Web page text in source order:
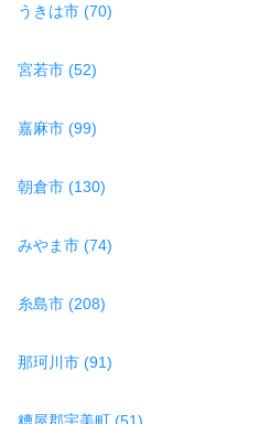
うきは市 (70)
宮若市 (52)
嘉麻市 (99)
朝倉市 (130)
みやま市 (74)
糸島市 (208)
那珂川市 (91)
糟屋郡宇美町 (51)